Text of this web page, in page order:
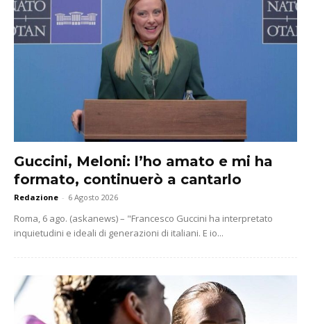
Guccini, Meloni: l’ho amato e mi ha
formato, continuerò a cantarlo
Redazione - 6 Agosto 2026
Roma, 6 ago. (askanews) – "Francesco Guccini ha interpretato
inquietudini e ideali di generazioni di italiani. E io...